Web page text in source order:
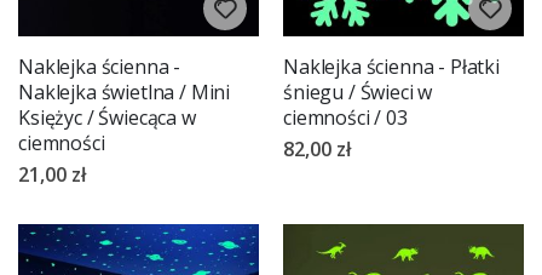
Naklejka ścienna -
Naklejka świetlna / Mini
Księżyc / Świecąca w
ciemności
21,00 zł
Naklejka ścienna - Płatki
śniegu / Świeci w
ciemności / 03
82,00 zł